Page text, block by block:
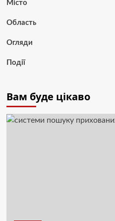
Місто
Область
Огляди
Події
Вам буде цікаво